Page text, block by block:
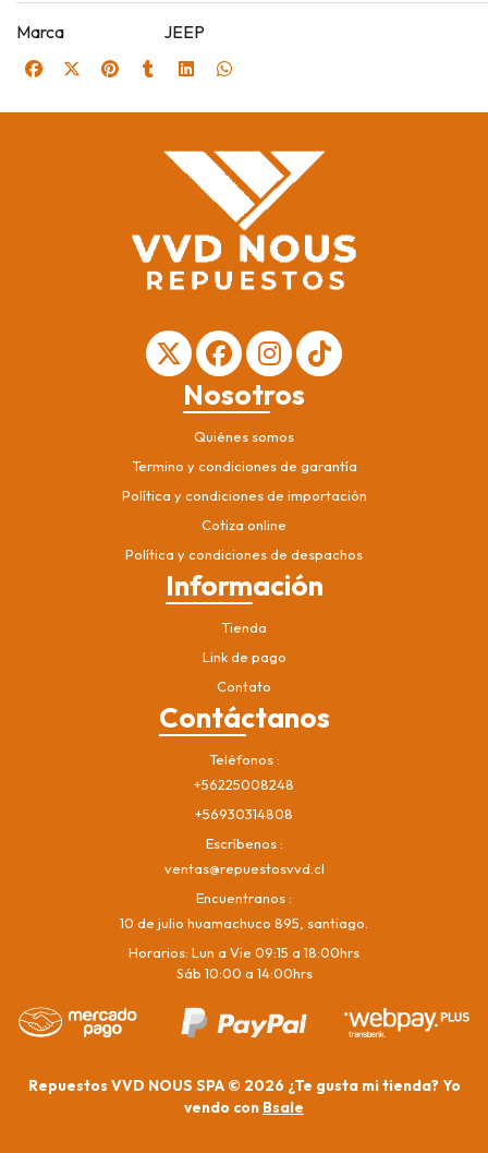
Marca JEEP
Nosotros
Quiénes somos
Termino y condiciones de garantía
Política y condiciones de importación
Cotiza online
Política y condiciones de despachos
Información
Tienda
Link de pago
Contato
Contáctanos
Teléfonos
+56225008248
+56930314808
Escríbenos
ventas@repuestosvvd.cl
Encuentranos
10 de julio huamachuco 895, santiago.
Horarios: Lun a Vie 09:15 a 18:00hrs
Sáb 10:00 a 14:00hrs
Repuestos VVD NOUS SPA © 2026 ¿Te gusta mi tienda? Yo
vendo con Bsale